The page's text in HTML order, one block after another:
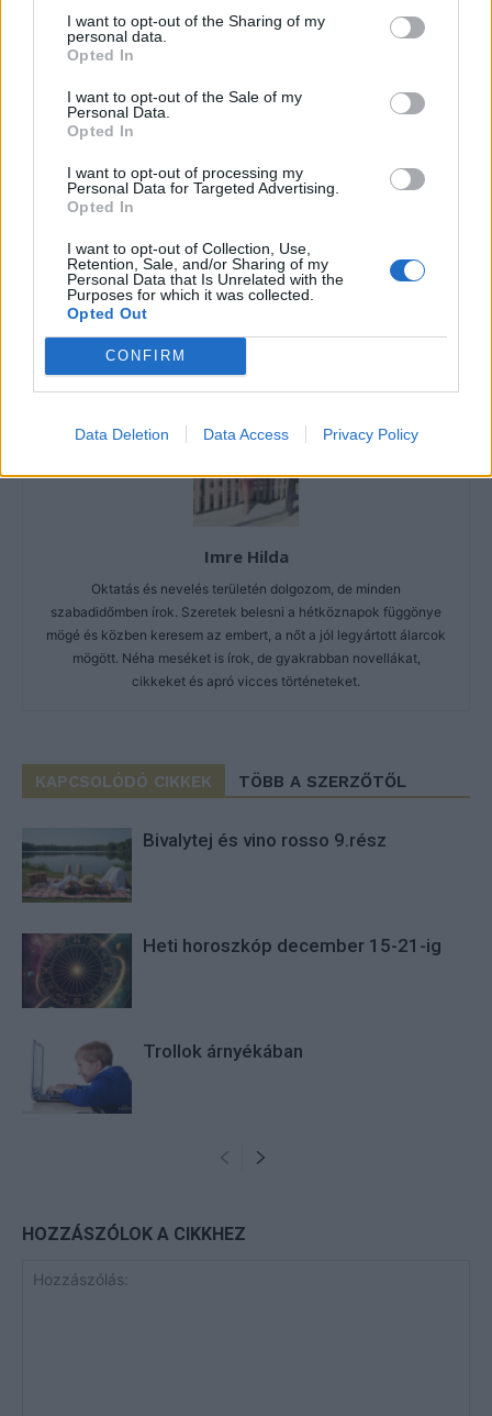
I want to opt-out of the Sharing of my
personal data.
Opted In
I want to opt-out of the Sale of my
Personal Data.
Opted In
I want to opt-out of processing my
Personal Data for Targeted Advertising.
Opted In
I want to opt-out of Collection, Use,
Retention, Sale, and/or Sharing of my
Personal Data that Is Unrelated with the
Purposes for which it was collected.
Opted Out
CONFIRM
Data Deletion Data Access Privacy Policy
Imre Hilda
Oktatás és nevelés területén dolgozom, de minden
szabadidőmben írok. Szeretek belesni a hétköznapok függönye
mögé és közben keresem az embert, a nőt a jól legyártott álarcok
mögött. Néha meséket is írok, de gyakrabban novellákat,
cikkeket és apró vicces történeteket.
KAPCSOLÓDÓ CIKKEK TÖBB A SZERZŐTŐL
Bivalytej és vino rosso 9.rész
Heti horoszkóp december 15-21-ig
Trollok árnyékában
HOZZÁSZÓLOK A CIKKHEZ